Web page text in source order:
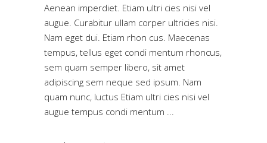
Aenean imperdiet. Etiam ultri cies nisi vel
augue. Curabitur ullam corper ultricies nisi.
Nam eget dui. Etiam rhon cus. Maecenas
tempus, tellus eget condi mentum rhoncus,
sem quam semper libero, sit amet
adipiscing sem neque sed ipsum. Nam
quam nunc, luctus Etiam ultri cies nisi vel
augue tempus condi mentum